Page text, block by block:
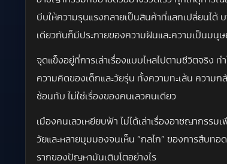
บีบให้ความรุนแรงกลายเป็นสินค้าที่แลกเปลี่ยนได้
เดียวกันก็มีประกายของความฝันและความเป็นมนุ
จุดแข็งอยู่ที่การเล่าเรื่องแบบไหลไปตามชีวิตจริง
ความคิดของเด็กและวัยรุ่น ทั้งความทะเล้น ความ
ซ้อนทับ ไม่ใช่เรื่องของคนเลวคนเดียว
เมืองคนเลวเหยียบฟ้า ไม่ได้เล่าเรื่องอาชญากรร
วัยและหลายมุมมองจนเห็น “กลไก” ของการสืบทอ
รากของปัญหามันเติบโตอย่างไร